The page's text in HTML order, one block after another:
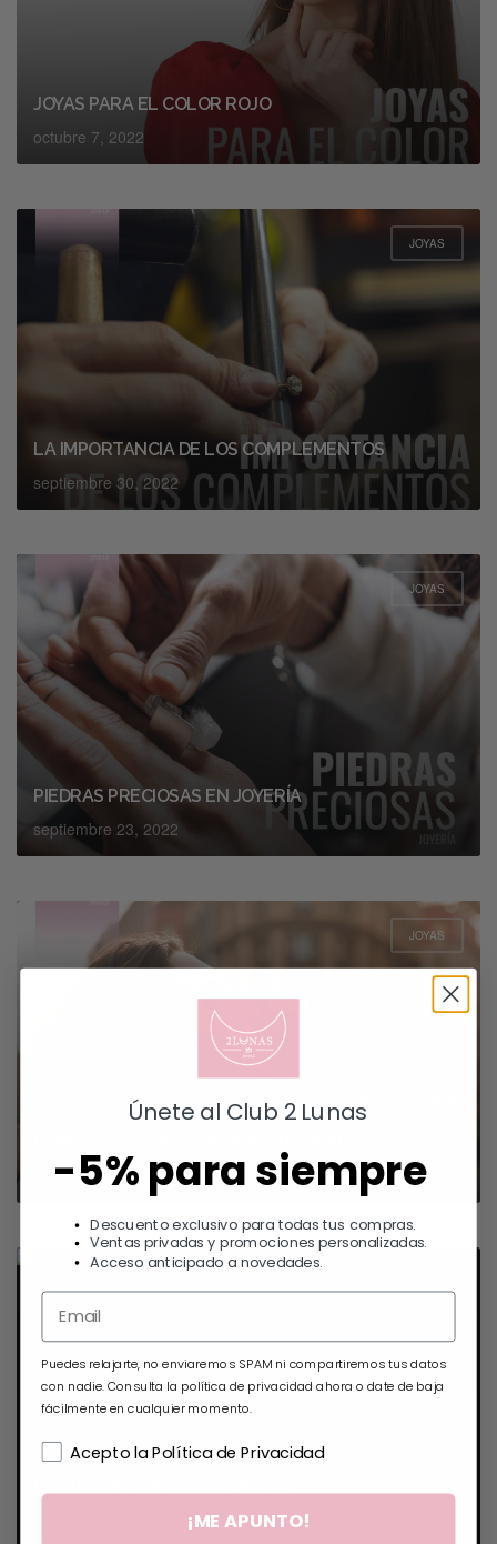
JOYAS PARA EL COLOR ROJO
octubre 7, 2022
JOYAS
LA IMPORTANCIA DE LOS COMPLEMENTOS
septiembre 30, 2022
JOYAS
PIEDRAS PRECIOSAS EN JOYERÍA
septiembre 23, 2022
JOYAS
septiembre 16, 2022
LA HISTORIA DE LA JOYA PLATA
Únete al Club 2 Lunas
-5% para siempre
Descuento exclusivo para todas tus compras.
Ventas privadas y promociones personalizadas.
Acceso anticipado a novedades.
Puedes relajarte, no enviaremos SPAM ni compartiremos tus datos
con nadie. Consulta la política de privacidad ahora o date de baja
fácilmente en cualquier momento.
Acepto la Política de Privacidad
¡ME APUNTO!